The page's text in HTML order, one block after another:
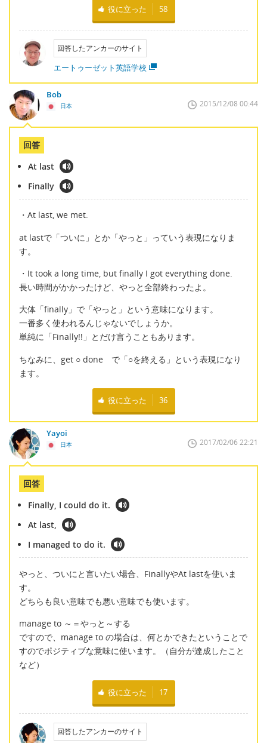
役に立った 58
回答したアンカーのサイト
エートゥーゼット英語学校
Bob
日本 2015/12/08 00:44
回答
At last
Finally
・At last, we met.
at lastで「ついに」とか「やっと」っていう表現になりま
す。
・It took a long time, but finally I got everything done.
長い時間がかかったけど、やっと全部終わったよ。
大体「finally」で「やっと」という意味になります。
一番多く使われるんじゃないでしょうか。
単純に「Finally!!」とだけ言うこともあります。
ちなみに、get ○ done で「○を終える」という表現になり
ます。
役に立った 36
Yayoi
日本 2017/02/06 22:21
回答
Finally, I could do it.
At last,
I managed to do it.
やっと、ついにと言いたい場合、FinallyやAt lastを使いま
す。
どちらも良い意味でも悪い意味でも使います。
manage to ～＝やっと～する
ですので、manage to の場合は、何とかできたということで
すのでポジティブな意味に使います。（自分が達成したこと
など）
役に立った 17
回答したアンカーのサイト